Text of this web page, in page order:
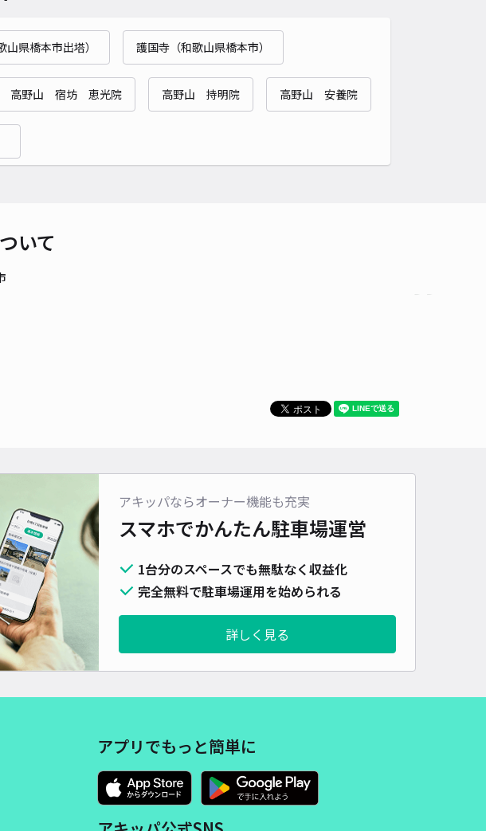
県橋本市出塔） 護国寺（和歌山県橋本市）
高野山 宿坊 恵光院 高野山 持明院 高野山 安養院
いて
アキッパならオーナー機能も充実
スマホでかんたん駐車場運営
1台分のスペースでも無駄なく収益化
完全無料で駐車場運用を始められる
詳しく見る
アプリでもっと簡単に